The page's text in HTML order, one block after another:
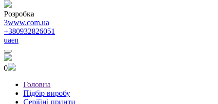
Розробка
3www.com.ua
+380932826051
uaen
0
Головна
Підбір виробу
Серійні принти